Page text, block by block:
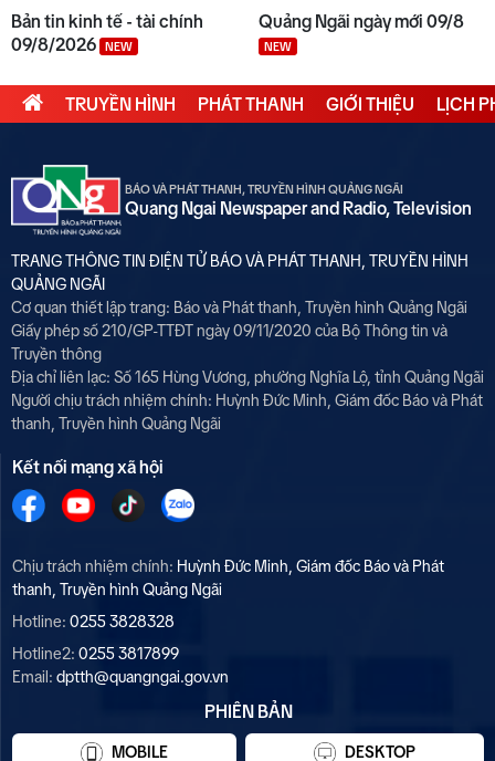
Bản tin kinh tế - tài chính
09/8/2026
NEW
Quảng Ngãi ngày mới 09/8
NEW
TRUYỀN HÌNH PHÁT THANH GIỚI THIỆU LỊCH
BÁO VÀ PHÁT THANH, TRUYỀN HÌNH QUẢNG NGÃI
Quang Ngai Newspaper and Radio, Television
TRANG THÔNG TIN ĐIỆN TỬ BÁO VÀ PHÁT THANH, TRUYỀN HÌNH
QUẢNG NGÃI
Cơ quan thiết lập trang: Báo và Phát thanh, Truyền hình Quảng Ngãi
Giấy phép số 210/GP-TTĐT ngày 09/11/2020 của Bộ Thông tin và
Truyền thông
Địa chỉ liên lạc: Số 165 Hùng Vương, phường Nghĩa Lộ, tỉnh Quảng Ngãi
Người chịu trách nhiệm chính: Huỳnh Đức Minh, Giám đốc Báo và Phát
thanh, Truyền hình Quảng Ngãi
Kết nối mạng xã hội
Chịu trách nhiệm chính: Huỳnh Đức Minh, Giám đốc Báo và Phát
thanh, Truyền hình Quảng Ngãi
Hotline: 0255 3828328
Hotline2: 0255 3817899
Email: dptth@quangngai.gov.vn
PHIÊN BẢN
MOBILE DESKTOP